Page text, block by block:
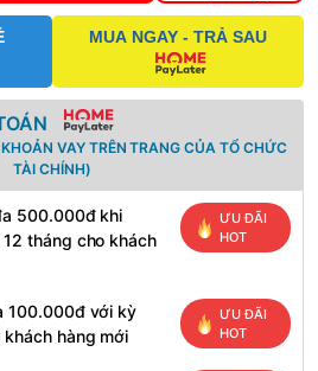
MUA NGAY - TRẢ SAU
VAY TRÊN TRANG CỦA TỔ CHỨC
TÀI CHÍNH)
500.000đ khi
tháng cho khách
ƯU ĐÃI
HOT
100.000đ với kỳ
hàng mới
ƯU ĐÃI
HOT